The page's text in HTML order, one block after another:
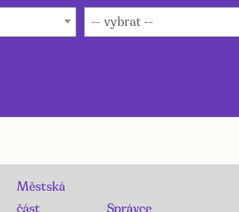
-- vybrat --
Městská
část
Správce